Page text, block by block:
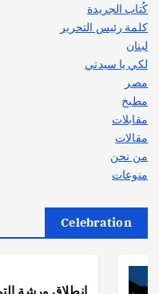
كُتاب الجريدة
كلمة رئيس التحرير
لبنان
لكي يا سيدتي
مصر
مطبخ
مقابلات
مقالات
من نحن
منوعات
Celebration